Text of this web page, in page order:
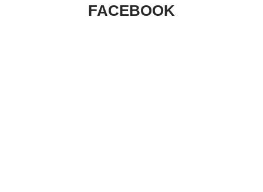
FACEBOOK